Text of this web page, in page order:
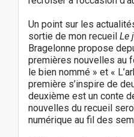
Un point sur les
sortie de mon recueil Le
Bragelonne propose
premières nouvelles au
le bien nommé » et «
première s’inspire de
deuxième est un conte
nouvelles du recueil
numérique au fil des